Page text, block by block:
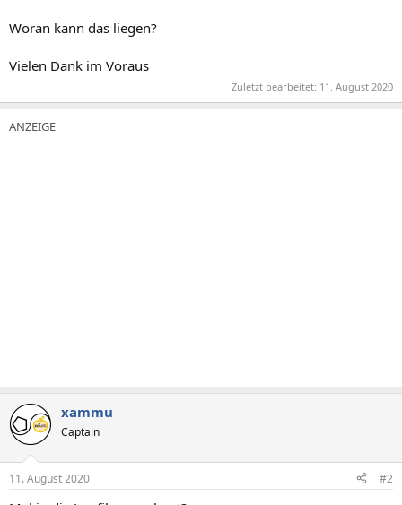
Woran kann das liegen?
Vielen Dank im Voraus
Zuletzt bearbeitet: 11. August 2020
xammu
Captain
11. August 2020 #2